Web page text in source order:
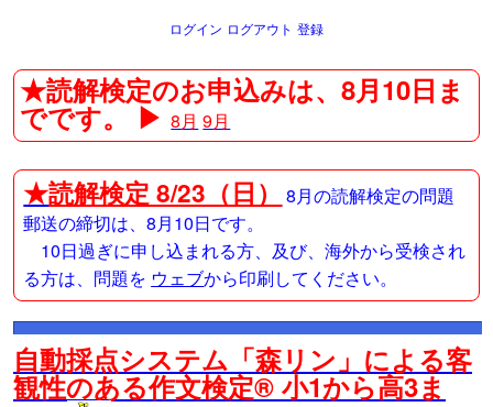
ログイン ログアウト 登録
★読解検定のお申込みは、8月10日ま
でです。 ▶8月 9月
★読解検定 8/23（日）
8月の読解検定の問題
郵送の締切は、8月10日です。
10日過ぎに申し込まれる方、及び、海外から受検され
る方は、問題を ウェブから印刷してください。
自動採点システム「森リン」による客
観性のある作文検定® 小1から高3ま